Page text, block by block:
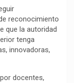
reconocimiento
que la autoridad
tenga
innovadoras,
docentes,